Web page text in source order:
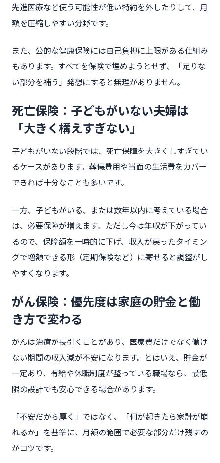
先進医療など使う可能性が低い特約を外したりして、月
額を圧縮しやすい分野です。
また、公的な健康保険には自己負担に上限がある仕組み
もあります。すべてを保険で埋めようとせず、「足りな
い部分を補う」発想にすると無理がありません。
死亡保険：子どもがいない夫婦は
「大きく構えすぎない」
子どもがいない段階では、死亡保障を大きくしすぎてい
るケースがあります。葬儀費用や当面の生活費をカバー
できれば十分なことも多いです。
一方、子どもがいる、または数年以内に考えている場合
は、必要保障が増えます。ただし今は年収が下がってい
るので、保障額を一時的に下げ、収入が戻ったタイミン
グで増額できる形（定期保険など）に寄せると調整がし
やすくなります。
がん保険：優先度は家庭の貯金と働
き方で変わる
がんは治療が長引くことがあり、医療費だけでなく働け
ない期間の収入減が不安になります。とはいえ、貯金が
一定あり、有給や休職制度が整っている職場なら、最低
限の設計でも安心できる場合があります。
「不安だから厚く」ではなく、「何が起きたら家計が崩
れるか」を基準に、月額の範囲で必要な部分だけ残すの
がコツです。